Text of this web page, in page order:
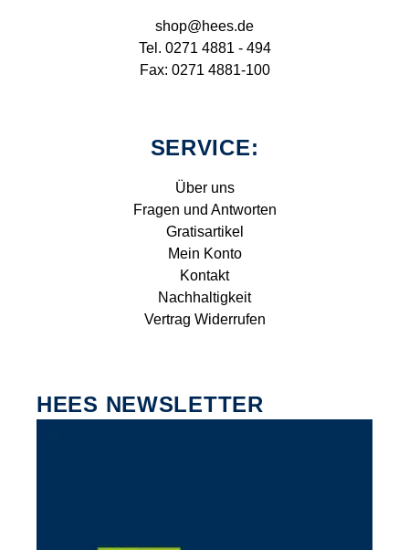
shop@hees.de
Tel. 0271 4881 - 494
Fax: 0271 4881-100
SERVICE:
Über uns
Fragen und Antworten
Gratisartikel
Mein Konto
Kontakt
Nachhaltigkeit
Vertrag Widerrufen
HEES NEWSLETTER